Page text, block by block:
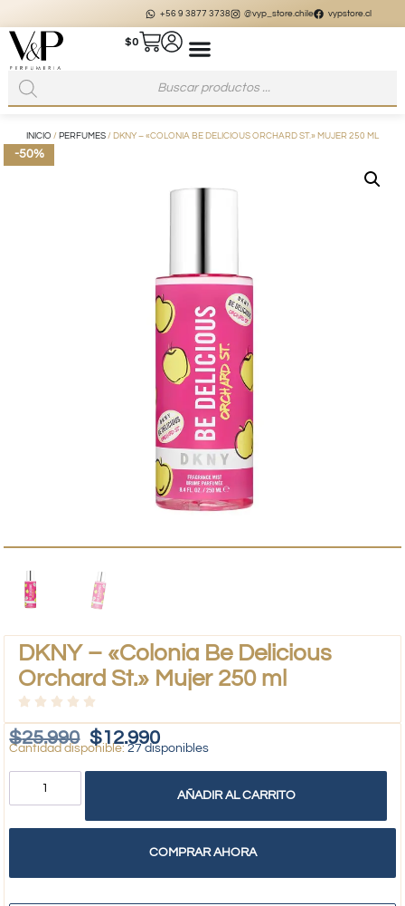
+56 9 3877 3738 @vyp_store.chile vypstore.cl
$0
INICIO / PERFUMES / DKNY – «COLONIA BE DELICIOUS ORCHARD ST.» MUJER 250 ML
-50%
DKNY – «Colonia Be Delicious
Orchard St.» Mujer 250 ml
$25.990 $12.990
27 disponibles
AÑADIR AL CARRITO
COMPRAR AHORA